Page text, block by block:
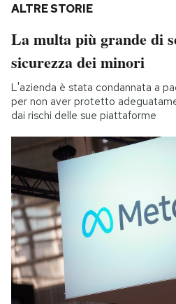
ALTRE STORIE
La multa più grande di
sicurezza dei minori
L'azienda è stata condannata a
per non aver protetto
dai rischi delle sue piattaforme